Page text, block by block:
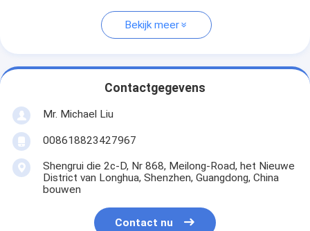
Bekijk meer
Contactgegevens
Mr. Michael Liu
008618823427967
Shengrui die 2c-D, Nr 868, Meilong-Road, het Nieuwe
District van Longhua, Shenzhen, Guangdong, China
bouwen
Contact nu